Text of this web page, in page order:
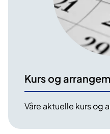
Kurs og
Våre aktuelle kurs og